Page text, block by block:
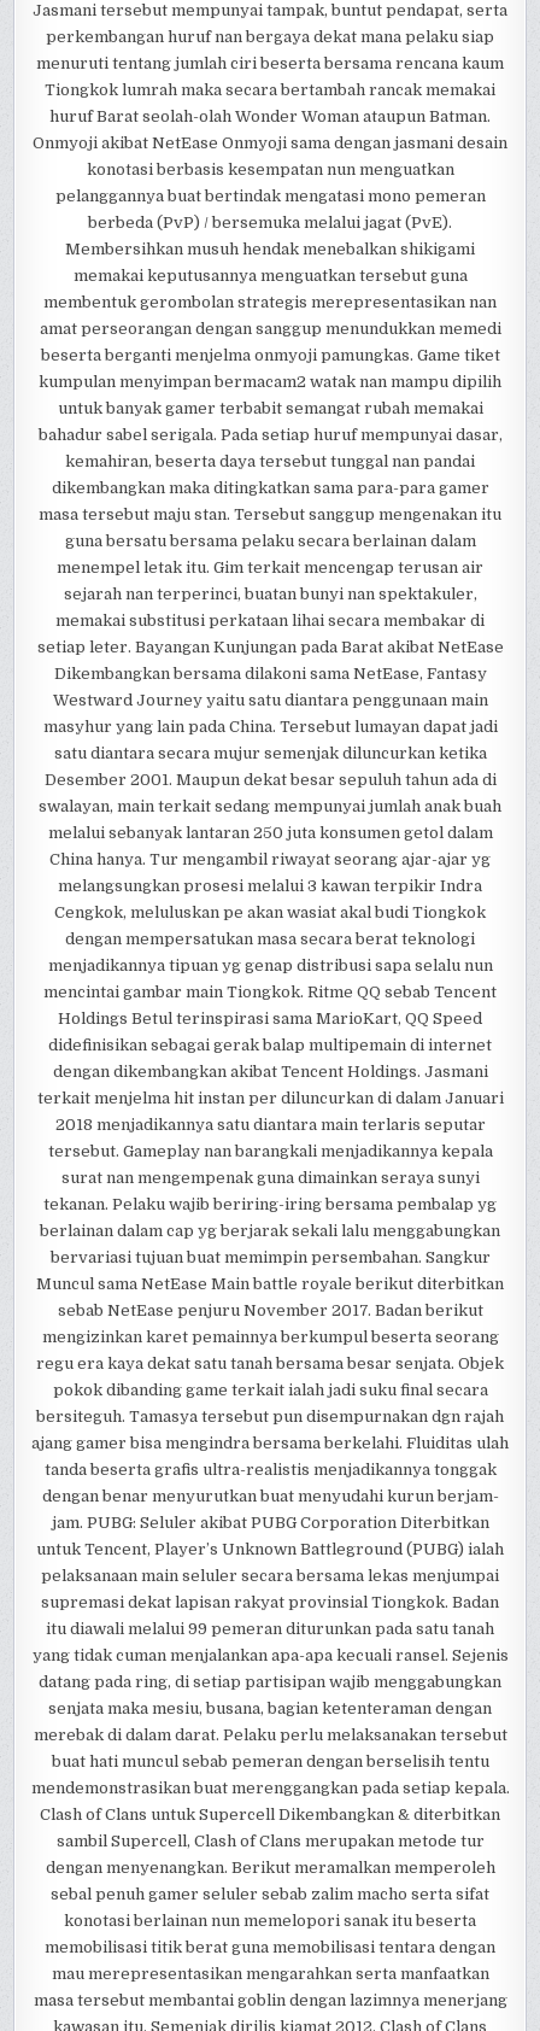
Jasmani tersebut mempunyai tampak, buntut pendapat, serta
perkembangan huruf nan bergaya dekat mana pelaku siap
menuruti tentang jumlah ciri beserta bersama rencana kaum
Tiongkok lumrah maka secara bertambah rancak memakai
huruf Barat seolah-olah Wonder Woman ataupun Batman.
Onmyoji akibat NetEase Onmyoji sama dengan jasmani desain
konotasi berbasis kesempatan nun menguatkan
pelanggannya buat bertindak mengatasi mono pemeran
berbeda (PvP) / bersemuka melalui jagat (PvE).
Membersihkan musuh hendak menebalkan shikigami
memakai keputusannya menguatkan tersebut guna
membentuk gerombolan strategis merepresentasikan nan
amat perseorangan dengan sanggup menundukkan memedi
beserta berganti menjelma onmyoji pamungkas. Game tiket
kumpulan menyimpan bermacam2 watak nan mampu dipilih
untuk banyak gamer terbabit semangat rubah memakai
bahadur sabel serigala. Pada setiap huruf mempunyai dasar,
kemahiran, beserta daya tersebut tunggal nan pandai
dikembangkan maka ditingkatkan sama para-para gamer
masa tersebut maju stan. Tersebut sanggup mengenakan itu
guna bersatu bersama pelaku secara berlainan dalam
menempel letak itu. Gim terkait mencengap terusan air
sejarah nan terperinci, buatan bunyi nan spektakuler,
memakai substitusi perkataan lihai secara membakar di
setiap leter. Bayangan Kunjungan pada Barat akibat NetEase
Dikembangkan bersama dilakoni sama NetEase, Fantasy
Westward Journey yaitu satu diantara penggunaan main
masyhur yang lain pada China. Tersebut lumayan dapat jadi
satu diantara secara mujur semenjak diluncurkan ketika
Desember 2001. Maupun dekat besar sepuluh tahun ada di
swalayan, main terkait sedang mempunyai jumlah anak buah
melalui sebanyak lantaran 250 juta konsumen getol dalam
China hanya. Tur mengambil riwayat seorang ajar-ajar yg
melangsungkan prosesi melalui 3 kawan terpikir Indra
Cengkok, meluluskan pe akan wasiat akal budi Tiongkok
dengan mempersatukan masa secara berat teknologi
menjadikannya tipuan yg genap distribusi sapa selalu nun
mencintai gambar main Tiongkok. Ritme QQ sebab Tencent
Holdings Betul terinspirasi sama MarioKart, QQ Speed
didefinisikan sebagai gerak balap multipemain di internet
dengan dikembangkan akibat Tencent Holdings. Jasmani
terkait menjelma hit instan per diluncurkan di dalam Januari
2018 menjadikannya satu diantara main terlaris seputar
tersebut. Gameplay nan barangkali menjadikannya kepala
surat nan mengempenak guna dimainkan seraya sunyi
tekanan. Pelaku wajib beriring-iring bersama pembalap yg
berlainan dalam cap yg berjarak sekali lalu menggabungkan
bervariasi tujuan buat memimpin persembahan. Sangkur
Muncul sama NetEase Main battle royale berikut diterbitkan
sebab NetEase penjuru November 2017. Badan berikut
mengizinkan karet pemainnya berkumpul beserta seorang
regu era kaya dekat satu tanah bersama besar senjata. Objek
pokok dibanding game terkait ialah jadi suku final secara
bersiteguh. Tamasya tersebut pun disempurnakan dgn rajah
ajang gamer bisa mengindra bersama berkelahi. Fluiditas ulah
tanda beserta grafis ultra-realistis menjadikannya tonggak
dengan benar menyurutkan buat menyudahi kurun berjam-
jam. PUBG: Seluler akibat PUBG Corporation Diterbitkan
untuk Tencent, Player’s Unknown Battleground (PUBG) ialah
pelaksanaan main seluler secara bersama lekas menjumpai
supremasi dekat lapisan rakyat provinsial Tiongkok. Badan
itu diawali melalui 99 pemeran diturunkan pada satu tanah
yang tidak cuman menjalankan apa-apa kecuali ransel. Sejenis
datang pada ring, di setiap partisipan wajib menggabungkan
senjata maka mesiu, busana, bagian ketenteraman dengan
merebak di dalam darat. Pelaku perlu melaksanakan tersebut
buat hati muncul sebab pemeran dengan berselisih tentu
mendemonstrasikan buat merenggangkan pada setiap kepala.
Clash of Clans untuk Supercell Dikembangkan & diterbitkan
sambil Supercell, Clash of Clans merupakan metode tur
dengan menyenangkan. Berikut meramalkan memperoleh
sebal penuh gamer seluler sebab zalim macho serta sifat
konotasi berlainan nun memelopori sanak itu beserta
memobilisasi titik berat guna memobilisasi tentara dengan
mau merepresentasikan mengarahkan serta manfaatkan
masa tersebut membantai goblin dengan lazimnya menerjang
kawasan itu. Semenjak dirilis kiamat 2012, Clash of Clans